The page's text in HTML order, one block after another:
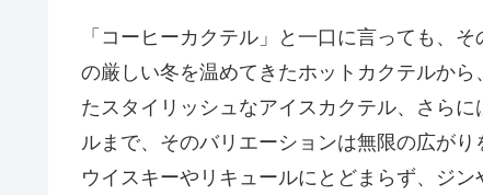
「コーヒーカクテル」と一口に言っても、
の厳しい冬を温めてきたホットカクテルか
たスタイリッシュなアイスカクテル、さら
ルまで、そのバリエーションは無限の広が
ウイスキーやリキュールにとどまらず、ジ